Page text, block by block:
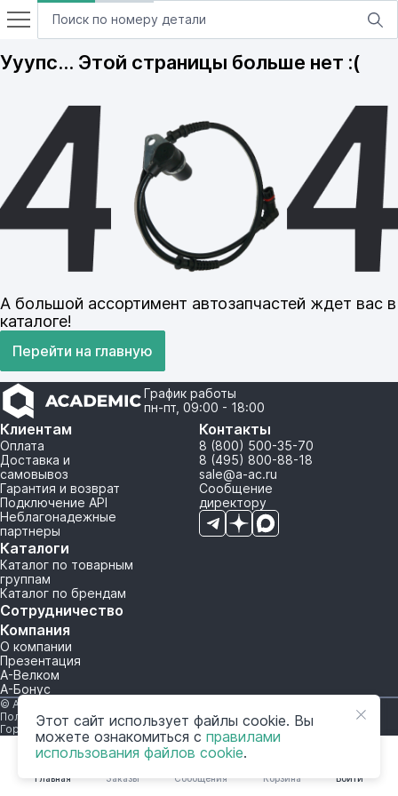
Главная Войти
Заказы Сообщения Корзина
Ууупс… Этой страницы больше нет :(
А большой ассортимент автозапчастей ждет вас в
каталоге!
Перейти на главную
График работы
пн-пт, 09:00 - 18:00
Клиентам
Оплата
Доставка и
самовывоз
Гарантия и возврат
Подключение API
Неблагонадежные
партнеры
Каталоги
Каталог по товарным
группам
Каталог по брендам
Сотрудничество
Компания
О компании
Презентация
А-Велком
А-Бонус
Контакты
8 (800) 500-35-70
8 (495) 800-88-18
sale@a-ac.ru
Сообщение
директору
© A-AC.RU 2015-2026. Все права защищены.
Политика обработки персональных данных
Горячая линия корпоративного регулирования и контроля
Этот сайт использует файлы cookie. Вы
можете ознакомиться с правилами
использования файлов cookie.